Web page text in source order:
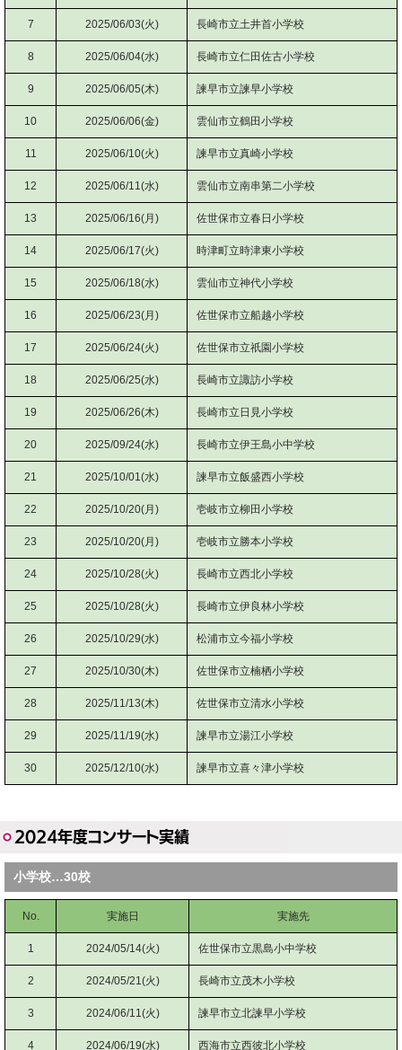
7 2025/06/03(火) 長崎市立土井首小学校
8 2025/06/04(水) 長崎市立仁田佐古小学校
9 2025/06/05(木) 諫早市立諫早小学校
10 2025/06/06(金) 雲仙市立鶴田小学校
11 2025/06/10(火) 諫早市立真崎小学校
12 2025/06/11(水) 雲仙市立南串第二小学校
13 2025/06/16(月) 佐世保市立春日小学校
14 2025/06/17(火) 時津町立時津東小学校
15 2025/06/18(水) 雲仙市立神代小学校
16 2025/06/23(月) 佐世保市立船越小学校
17 2025/06/24(火) 佐世保市立祇園小学校
18 2025/06/25(水) 長崎市立諏訪小学校
19 2025/06/26(木) 長崎市立日見小学校
20 2025/09/24(水) 長崎市立伊王島小中学校
21 2025/10/01(水) 諫早市立飯盛西小学校
22 2025/10/20(月) 壱岐市立柳田小学校
23 2025/10/20(月) 壱岐市立勝本小学校
24 2025/10/28(火) 長崎市立西北小学校
25 2025/10/28(火) 長崎市立伊良林小学校
26 2025/10/29(水) 松浦市立今福小学校
27 2025/10/30(木) 佐世保市立楠栖小学校
28 2025/11/13(木) 佐世保市立清水小学校
29 2025/11/19(水) 諫早市立湯江小学校
30 2025/12/10(水) 諫早市立喜々津小学校
2024年度コンサート実績
小学校…30校
No. 実施日 実施先
1 2024/05/14(火) 佐世保市立黒島小中学校
2 2024/05/21(火) 長崎市立茂木小学校
3 2024/06/11(火) 諫早市立北諫早小学校
4 2024/06/19(水) 西海市立西彼北小学校